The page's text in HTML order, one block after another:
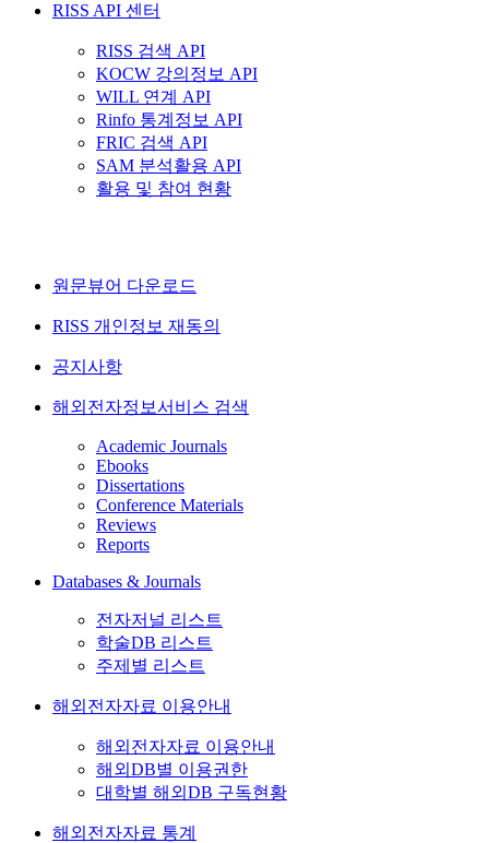
RISS API 센터
RISS 검색 API
KOCW 강의정보 API
WILL 연계 API
Rinfo 통계정보 API
FRIC 검색 API
SAM 분석활용 API
활용 및 참여 현황
원문뷰어 다운로드
RISS 개인정보 재동의
공지사항
해외전자정보서비스 검색
Academic Journals
Ebooks
Dissertations
Conference Materials
Reviews
Reports
Databases & Journals
전자저널 리스트
학술DB 리스트
주제별 리스트
해외전자자료 이용안내
해외전자자료 이용안내
해외DB별 이용권한
대학별 해외DB 구독현황
해외전자자료 통계